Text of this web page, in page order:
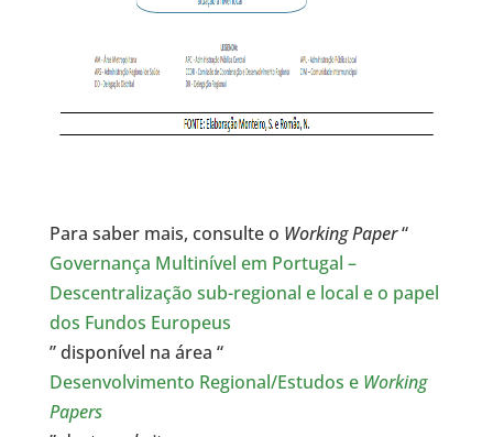
Para saber mais, consulte o Working Paper“
Governança Multinível em Portugal –
Descentralização sub-regional e local e o papel
dos Fundos Europeus
” disponível na área “
Desenvolvimento Regional/Estudos e Working
Papers